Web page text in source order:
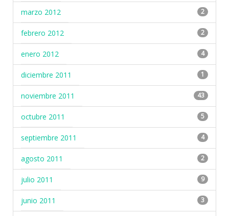
marzo 2012 2
febrero 2012 2
enero 2012 4
diciembre 2011 1
noviembre 2011 43
octubre 2011 5
septiembre 2011 4
agosto 2011 2
julio 2011 9
junio 2011 3